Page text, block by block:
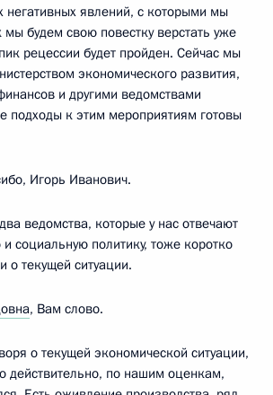
негативных явлений, с которыми мы
мы будем свою повестку верстать уже
рецессии будет пройден. Сейчас мы
экономического развития,
и другими ведомствами
подходы к этим мероприятиям готовы
Игорь Иванович.
ведомства, которые у нас отвечают
социальную политику, тоже коротко
о текущей ситуации.
, Вам слово.
о текущей экономической ситуации,
действительно, по нашим оценкам,